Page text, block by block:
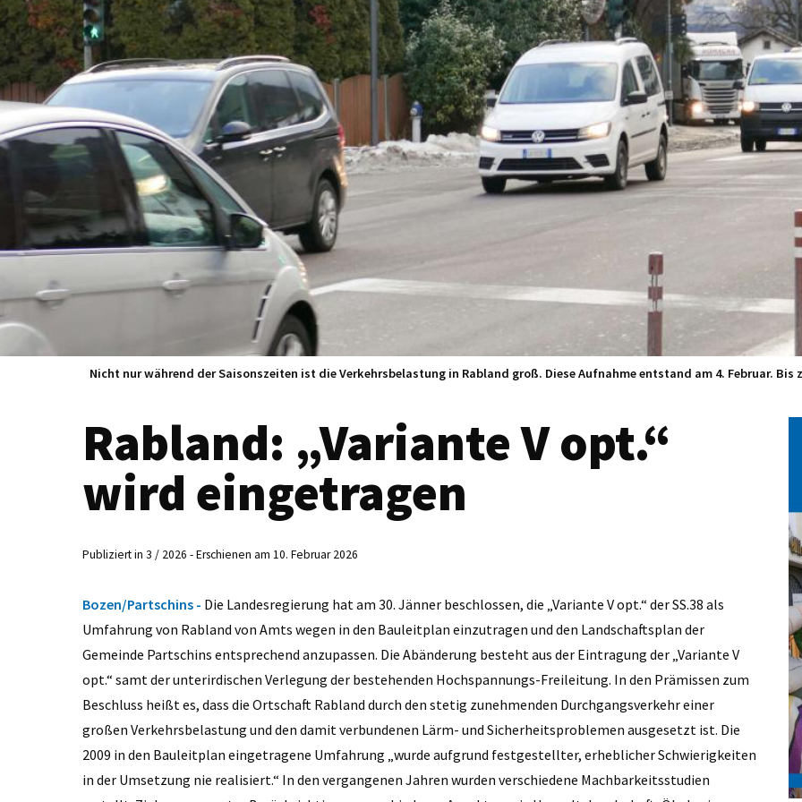
Nicht nur während der Saisonszeiten ist die Verkehrsbelastung in Rabland groß. Diese Aufnahme entstand am 4. Februar.
Rabland: „Variante V opt.“
wird eingetragen
Publiziert in 3 / 2026 - Erschienen am 10. Februar 2026
Bozen/Partschins - Die Landesregierung hat am 30. Jänner beschlossen, die „Variante V opt.“ der SS.38 als
Umfahrung von Rabland von Amts wegen in den Bauleitplan einzutragen und den Landschaftsplan der
Gemeinde Partschins entsprechend anzupassen. Die Abänderung besteht aus der Eintragung der „Variante V
opt.“ samt der unterirdischen Verlegung der bestehenden Hochspannungs-Freileitung. In den Prämissen zum
Beschluss heißt es, dass die Ortschaft Rabland durch den stetig zunehmenden Durchgangsverkehr einer
großen Verkehrsbelastung und den damit verbundenen Lärm- und Sicherheitsproblemen ausgesetzt ist. Die
2009 in den Bauleitplan eingetragene Umfahrung „wurde aufgrund festgestellter, erheblicher Schwierigkeiten
in der Umsetzung nie realisiert.“ In den vergangenen Jahren wurden verschiedene Machbarkeitsstudien